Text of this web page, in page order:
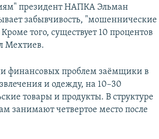
президент НАПКА Эльман
забывчивость, "мошеннические
того, существует 10 процентов
Мехтиев.
финансовых проблем заёмщики в
и одежду, на 10–30
товары и продукты. В структуре
занимают четвертое место после